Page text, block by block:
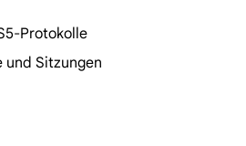
Protokolle
und Sitzungen